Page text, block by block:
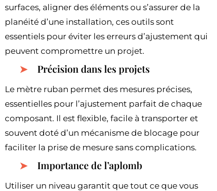
surfaces, aligner des éléments ou s’assurer de la
planéité d’une installation, ces outils sont
essentiels pour éviter les erreurs d’ajustement qui
peuvent compromettre un projet.
Précision dans les projets
Le mètre ruban permet des mesures précises,
essentielles pour l’ajustement parfait de chaque
composant. Il est flexible, facile à transporter et
souvent doté d’un mécanisme de blocage pour
faciliter la prise de mesure sans complications.
Importance de l’aplomb
Utiliser un niveau garantit que tout ce que vous